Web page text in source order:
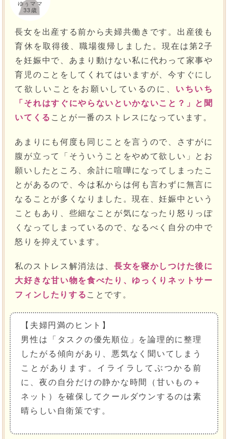
ゆぅママ
33歳
長女を出産する前から夫婦共働きです。出産後も
育休を取得後、職場復帰しました。現在は第2子
を妊娠中で、あまり動けない私に代わって家事や
育児のことをしてくれてはいますが、今すぐにし
て欲しいことをお願いしているのに、 いちいち
「それはすぐにやらないといかないこと？」と聞
いてくる ことが一番のストレスになっています。
あまりにも何度も同じことを言うので、さすがに
腹が立って「そういうことをやめて欲しい」とお
願いしたところ、余計に喧嘩になってしまったこ
とがあるので、今は私からは何も言わずに無言に
なることが多くなりました。現在、妊娠中という
こともあり、些細なことが気になったり怒りっぽ
くなってしまっているので、なるべく自分の中で
怒りを抑えています。
私のストレス解消法は、長女を寝かしつけた後に
大好きな甘い物を食べたり、ゆっくりネットサー
フィンしたりする ことです。
【夫婦円満のヒント】
男性は「タスクの優先順位」を論理的に整理
したがる傾向があり、悪気なく聞いてしまう
ことがあります。イライラしてぶつかる前
に、夜の自分だけの静かな時間（甘いもの＋
ネット）を確保してクールダウンするのは素
晴らしい自衛策です。